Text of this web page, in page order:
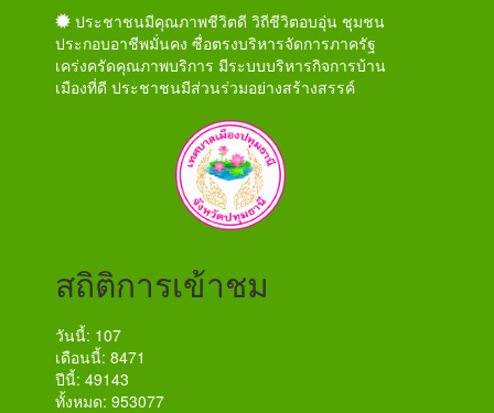
ประชาชนมีคุณภาพชีวิตดี วิถีชีวิตอบอุ่น ชุมชน
ประกอบอาชีพมั่นคง ซื่อตรงบริหารจัดการภาครัฐ
เคร่งครัดคุณภาพบริการ มีระบบบริหารกิจการบ้าน
เมืองที่ดี ประชาชนมีส่วนร่วมอย่างสร้างสรรค์
สถิติการเข้าชม
วันนี้: 107
เดือนนี้: 8471
ปีนี้: 49143
ทั้งหมด: 953077